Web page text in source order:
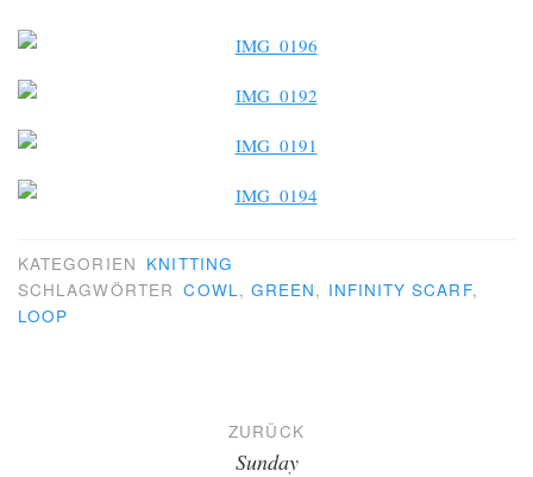
KATEGORIEN KNITTING
SCHLAGWÖRTER COWL , GREEN, INFINITY SCARF,
LOOP
Beitragsnavigation
ZURÜCK
Sunday